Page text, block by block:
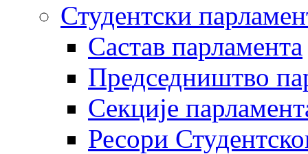
Студентски
Састав парламента
Председништво
Секције
Ресори